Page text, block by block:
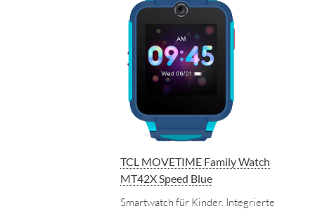
TCL MOVETIME Family Watch
MT42X Speed Blue
Smartwatch für Kinder. Integrierte